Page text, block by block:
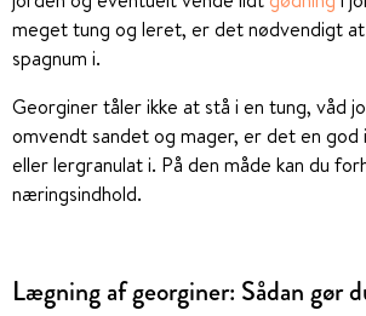
meget tung og leret, er det nødvendigt
spagnum i.
Georginer tåler ikke at stå i en tung, våd
omvendt sandet og mager, er det en god
eller lergranulat i. På den måde kan du
næringsindhold.
Lægning af georginer: Sådan gør